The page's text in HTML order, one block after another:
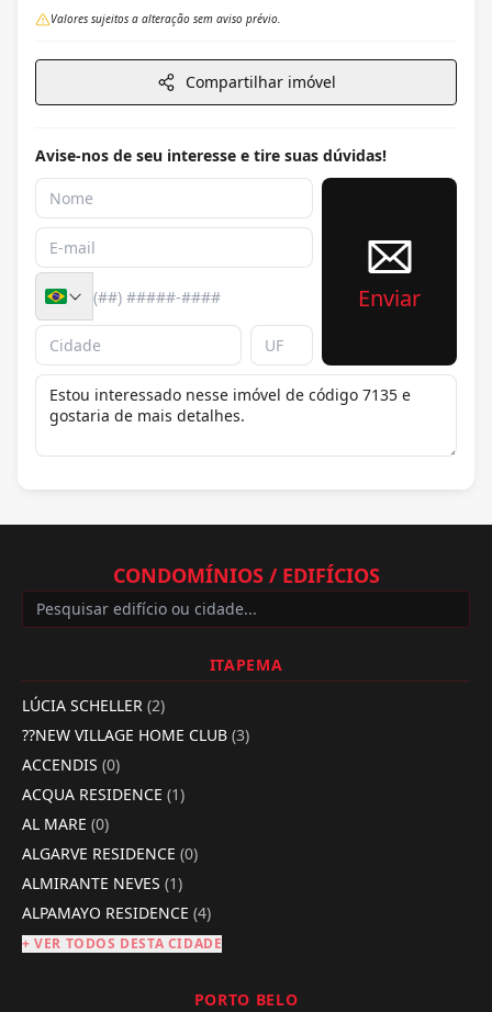
Valores sujeitos a alteração sem aviso prévio.
Compartilhar imóvel
Avise-nos de seu interesse e tire suas dúvidas!
Enviar
CONDOMÍNIOS / EDIFÍCIOS
ITAPEMA
LÚCIA SCHELLER (2)
??NEW VILLAGE HOME CLUB (3)
ACCENDIS (0)
ACQUA RESIDENCE (1)
AL MARE (0)
ALGARVE RESIDENCE (0)
ALMIRANTE NEVES (1)
ALPAMAYO RESIDENCE (4)
+ VER TODOS DESTA CIDADE
PORTO BELO